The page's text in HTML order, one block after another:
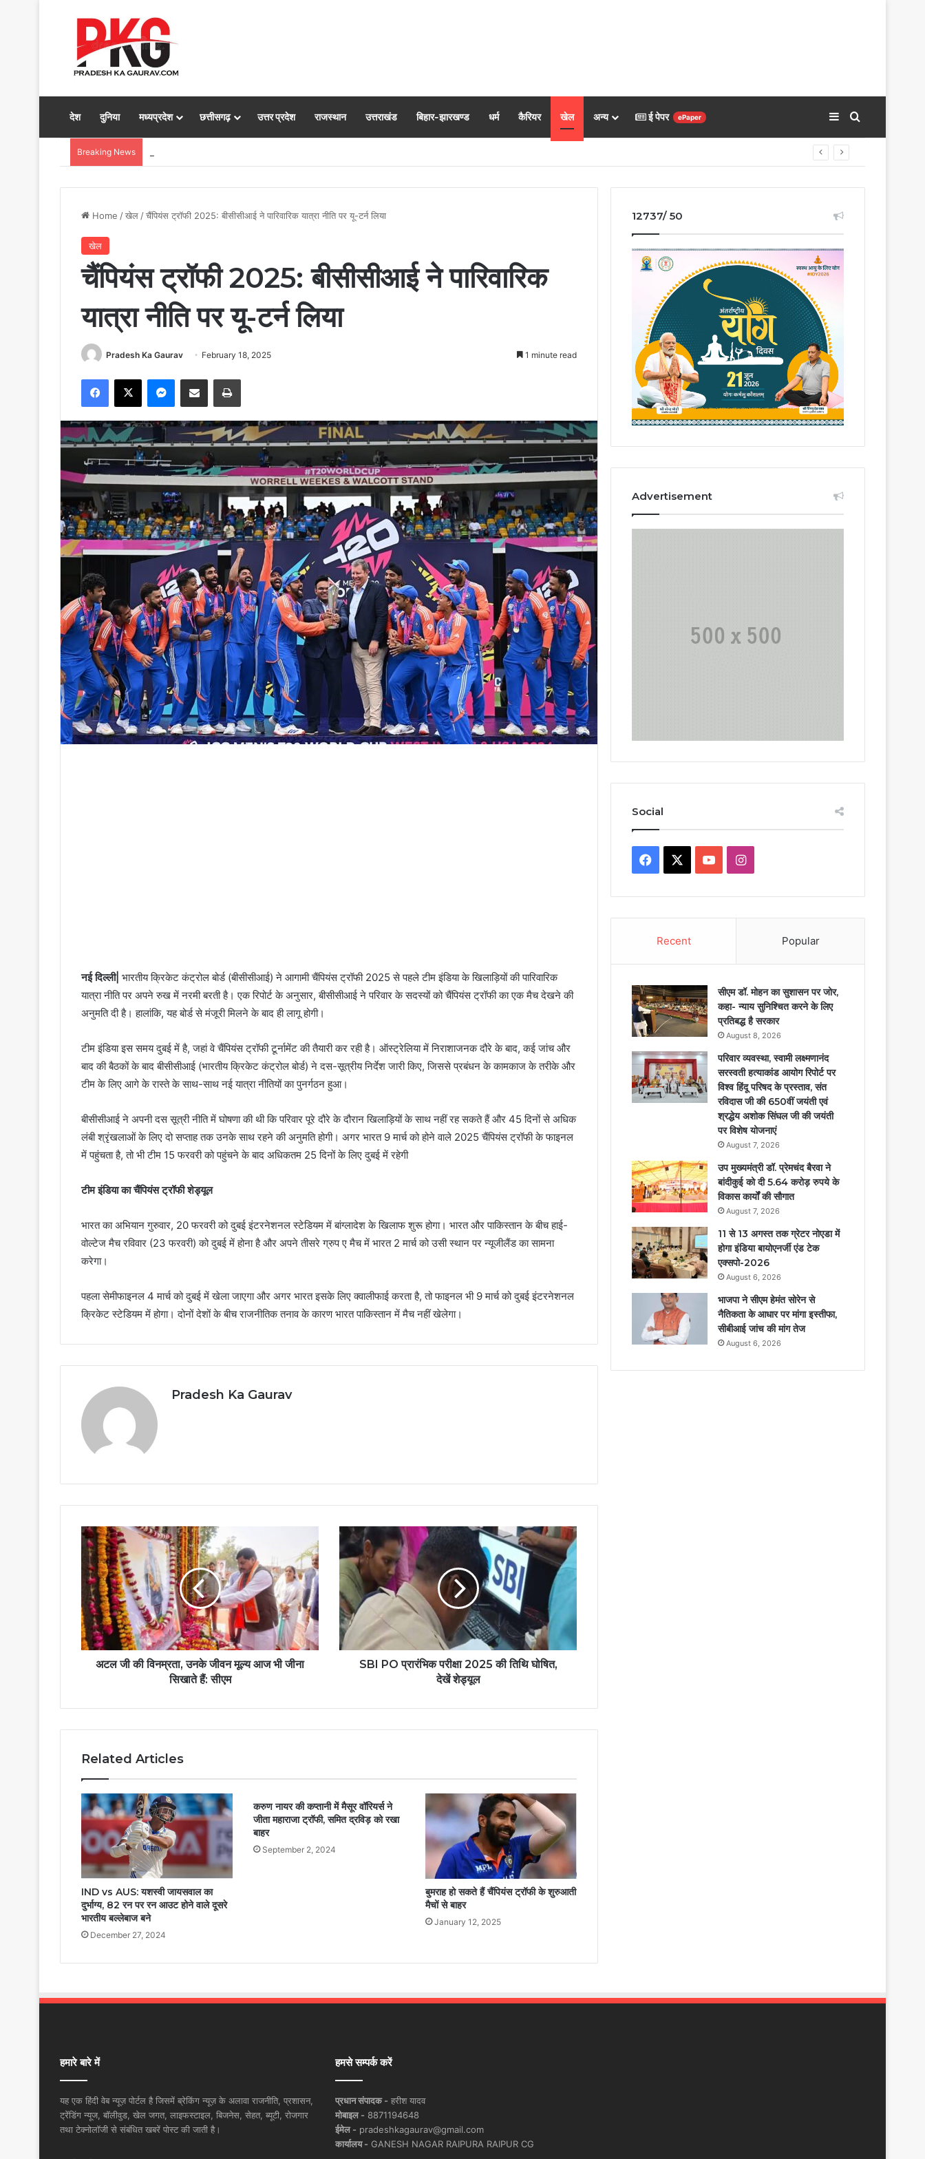
देश दुनिया मध्यप्रदेश छत्तीसगढ़ उत्तर प्रदेश राजस्‍थान उत्तराखंड बिहार-झारखण्‍ड धर्म कैरियर खेल अन्य ई पेपर ePaper Sidebar
Breaking News
Home /खेल /चैंपियंस ट्रॉफी 2025: बीसीसीआई ने पारिवारिक यात्रा नीति पर यू-टर्न लिया
खेल
चैंपियंस ट्रॉफी 2025: बीसीसीआई ने पारिवारिक
यात्रा नीति पर यू-टर्न लिया
Pradesh Ka Gaurav February 18, 2025 1 minute read
Facebook
X Messenger
Share via Email Print
नई दिल्ली| भारतीय क्रिकेट कंट्रोल बोर्ड (बीसीसीआई) ने आगामी चैंपियंस ट्रॉफी 2025 से पहले टीम इंडिया के खिलाड़ियों की पारिवारिक
यात्रा नीति पर अपने रुख में नरमी बरती है। एक रिपोर्ट के अनुसार, बीसीसीआई ने परिवार के सदस्यों को चैंपियंस ट्रॉफी का एक मैच देखने की
अनुमति दी है। हालांकि, यह बोर्ड से मंजूरी मिलने के बाद ही लागू होगी।
टीम इंडिया इस समय दुबई में है, जहां वे चैंपियंस ट्रॉफी टूर्नामेंट की तैयारी कर रही है। ऑस्ट्रेलिया में निराशाजनक दौरे के बाद, कई जांच और
बाद की बैठकों के बाद बीसीसीआई (भारतीय क्रिकेट कंट्रोल बोर्ड) ने दस-सूत्रीय निर्देश जारी किए, जिससे प्रबंधन के कामकाज के तरीके और
टीम के लिए आगे के रास्ते के साथ-साथ नई यात्रा नीतियों का पुनर्गठन हुआ।
बीसीसीआई ने अपनी दस सूत्री नीति में घोषणा की थी कि परिवार पूरे दौरे के दौरान खिलाड़ियों के साथ नहीं रह सकते हैं और 45 दिनों से अधिक
लंबी श्रृंखलाओं के लिए दो सप्ताह तक उनके साथ रहने की अनुमति होगी। अगर भारत 9 मार्च को होने वाले 2025 चैंपियंस ट्रॉफी के फाइनल
में पहुंचता है, तो भी टीम 15 फरवरी को पहुंचने के बाद अधिकतम 25 दिनों के लिए दुबई में रहेगी
टीम इंडिया का चैंपियंस ट्रॉफी शेड्यूल
भारत का अभियान गुरुवार, 20 फरवरी को दुबई इंटरनेशनल स्टेडियम में बांग्लादेश के खिलाफ शुरू होगा। भारत और पाकिस्तान के बीच हाई-
वोल्टेज मैच रविवार (23 फरवरी) को दुबई में होना है और अपने तीसरे ग्रुप ए मैच में भारत 2 मार्च को उसी स्थान पर न्यूजीलैंड का सामना
करेगा।
पहला सेमीफाइनल 4 मार्च को दुबई में खेला जाएगा और अगर भारत इसके लिए क्वालीफाई करता है, तो फाइनल भी 9 मार्च को दुबई इंटरनेशनल
क्रिकेट स्टेडियम में होगा। दोनों देशों के बीच राजनीतिक तनाव के कारण भारत पाकिस्तान में मैच नहीं खेलेगा।
Pradesh Ka Gaurav
अटल जी की विनम्रता, उनके जीवन मूल्य आज भी जीना
सिखाते हैं: सीएम
SBI PO प्रारंभिक परीक्षा 2025 की तिथि घोषित,
देखें शेड्यूल
Related Articles
IND vs AUS: यशस्वी जायसवाल का
दुर्भाग्य, 82 रन पर रन आउट होने वाले दूसरे
भारतीय बल्लेबाज बने
December 27, 2024
करुण नायर की कप्तानी में मैसूर वॉरियर्स ने
जीता महाराजा ट्रॉफी, समित द्रविड़ को रखा
बाहर
September 2, 2024
बुमराह हो सकते हैं चैंपियंस ट्रॉफी के शुरुआती
मैचों से बाहर
January 12, 2025
12737/ 50
Advertisement
Social
Facebook YouTubeInstagram
Recent Popular
सीएम डॉ. मोहन का सुशासन पर जोर,
कहा- न्याय सुनिश्चित करने के लिए
प्रतिबद्ध है सरकार
August 8, 2026
परिवार व्यवस्था, स्वामी लक्ष्मणानंद
सरस्वती हत्याकांड आयोग रिपोर्ट पर
विश्व हिंदू परिषद के प्रस्ताव, संत
रविदास जी की 650वीं जयंती एवं
श्रद्धेय अशोक सिंघल जी की जयंती
पर विशेष योजनाएं
August 7, 2026
उप मुख्यमंत्री डॉ. प्रेमचंद बैरवा ने
बांदीकुई को दी 5.64 करोड़ रुपये के
विकास कार्यों की सौगात
August 7, 2026
11 से 13 अगस्त तक ग्रेटर नोएडा में
होगा इंडिया बायोएनर्जी एंड टेक
एक्सपो-2026
August 6, 2026
भाजपा ने सीएम हेमंत सोरेन से
नैतिकता के आधार पर मांगा इस्तीफा,
सीबीआई जांच की मांग तेज
August 6, 2026
हमारे बारे में
यह एक हिंदी वेब न्यूज़ पोर्टल है जिसमें ब्रेकिंग न्यूज़ के अलावा राजनीति, प्रशासन,
ट्रेंडिंग न्यूज, बॉलीवुड, खेल जगत, लाइफस्टाइल, बिजनेस, सेहत, ब्यूटी, रोजगार
तथा टेक्नोलॉजी से संबंधित खबरें पोस्ट की जाती है।
हमसे सम्पर्क करें
प्रधान संपादक - हरीश यादव
मोबाइल - 8871194648
ईमेल - pradeshkagaurav@gmail.com
कार्यालय - GANESH NAGAR RAIPURA RAIPUR CG